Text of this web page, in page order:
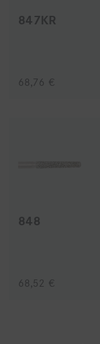
847KR
68,76 €
848
68,52 €